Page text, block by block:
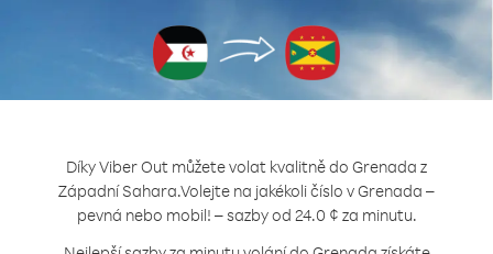
Díky Viber Out můžete volat kvalitně do Grenada z
Západní Sahara.Volejte na jakékoli číslo v Grenada –
pevná nebo mobil! – sazby od 24.0 ¢ za minutu.